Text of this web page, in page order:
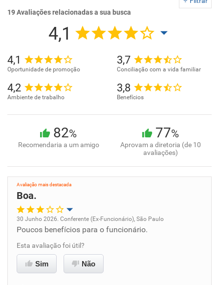
19 Avaliações relacionadas a sua busca
4,1
4,1
Oportunidade de promoção
3,7
Conciliação com a vida familiar
4,2
Ambiente de trabalho
3,8
Benefícios
82%
Recomendaria a um amigo
77%
Aprovam a diretoria (de 10
avaliações)
Avaliação mais destacada
Boa.
Oportunidade de promoção
Ambiente de trabalho
30 Junho 2026. Conferente (Ex-Funcionário), São Paulo
Poucos benefícios para o funcionário.
Esta avaliação foi útil?
Sim Não